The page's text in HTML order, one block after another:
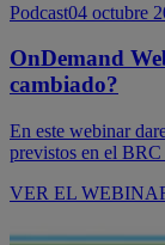
Podcast04 octubre
OnDemand
cambiado?
En este webinar
previstos en el
VER EL